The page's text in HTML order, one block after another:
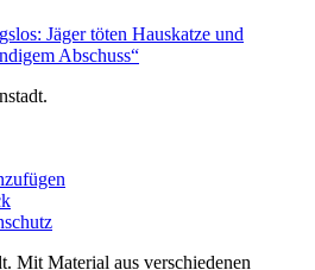
Jäger töten Hauskatze und
Abschuss“
Mit Material aus verschiedenen